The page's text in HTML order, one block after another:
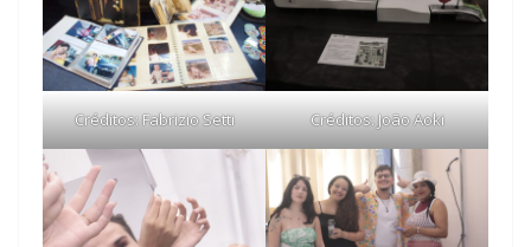
Créditos: Fabrizio Setti Créditos: João Aoki